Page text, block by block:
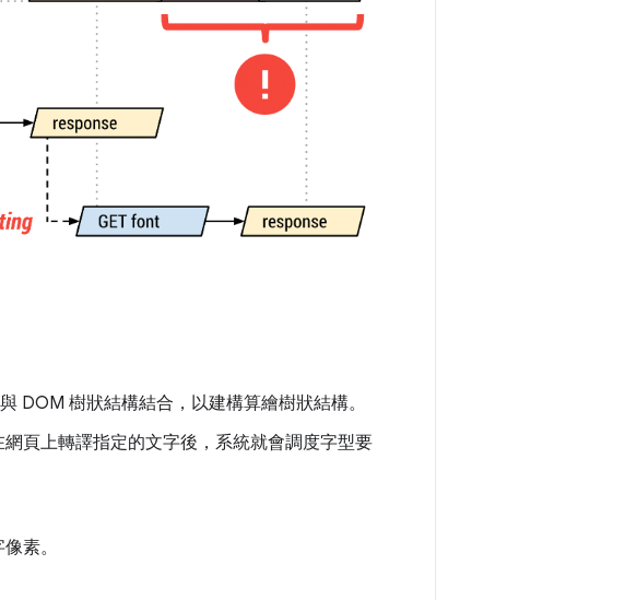
DOM 樹狀結構結合，以建構算繪樹狀結構。
頁上轉譯指定的文字後，系統就會調度字型要
素。